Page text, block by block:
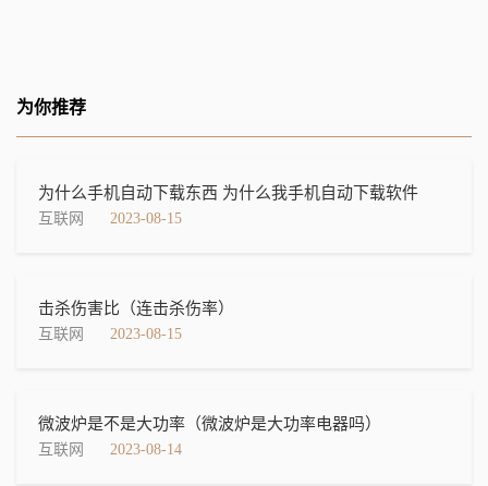
为你推荐
为什么手机自动下载东西 为什么我手机自动下载软件
互联网 2023-08-15
击杀伤害比（连击杀伤率）
互联网 2023-08-15
微波炉是不是大功率（微波炉是大功率电器吗）
互联网 2023-08-14